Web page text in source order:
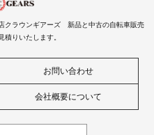
クラウンギアーズ 新品と中古の自転車販売
積りいたします。
お問い合わせ
会社概要について